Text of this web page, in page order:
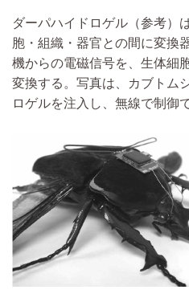
ダーパハイドロゲル（参考）
胞・組織・器官との間に変換
機からの電磁信号を、生体細
変換する。写真は、カブトム
ロゲルを注入し、無線で制御